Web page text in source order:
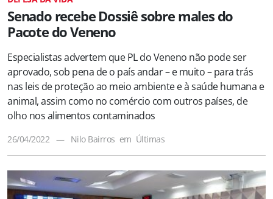
Senado recebe Dossiê sobre males do
Pacote do Veneno
Especialistas advertem que PL do Veneno não pode ser
aprovado, sob pena de o país andar – e muito – para trás
nas leis de proteção ao meio ambiente e à saúde humana e
animal, assim como no comércio com outros países, de
olho nos alimentos contaminados
26/04/2022 — Nilo Bairros em Últimas